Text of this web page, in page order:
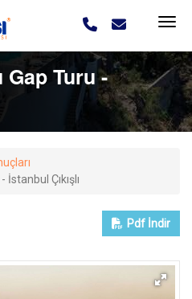
Gap Turu -
İstanbul Çıkışlı
Pdf İndir